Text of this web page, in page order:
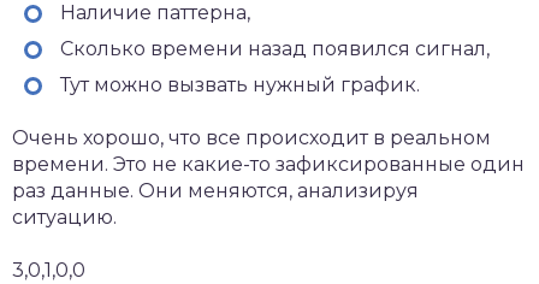
Наличие паттерна,
Сколько времени назад появился сигнал,
Тут можно вызвать нужный график.
Очень хорошо, что все происходит в реальном
времени. Это не какие-то зафиксированные один
раз данные. Они меняются, анализируя
ситуацию.
3,0,1,0,0